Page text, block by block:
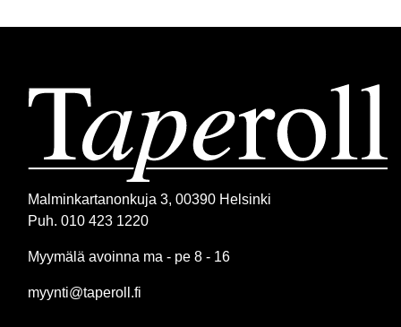
Malminkartanonkuja 3, 00390 Helsinki
Puh. 010 423 1220
Myymälä avoinna ma - pe 8 - 16
myynti@taperoll.fi